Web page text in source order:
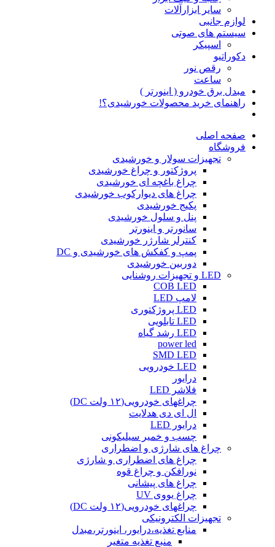
سایر ابزارآلات
لوازم جانبی
سیستم های صوتی
اسپیکر
دکوراتیو
رقص نور
ساعت
مبدل برق خودرو ( اینورتر )
راهنمای خرید محصولات خورشیدی؟!
صفحه اصلی
فروشگاه
تجهیزات سولار و خورشیدی
پروژکتور و چراغ خورشیدی
چراغ باغچه ای خورشیدی
چراغ های دیوارکوب خورشیدی
پکیج خورشیدی
پنل و سلول خورشیدی
سانورتر و اینورتر
کنترلر شارژر خورشیدی
پمپ و کفکش های خورشیدی و DC
دوربین خورشیدی
LED و تجهیزات روشنایی
COB LED
لامپ LED
LED پروژکتوری
LED تابلویی
LED رشد گیاه
power led
SMD LED
LED خودرویی
درایور
فلاشر LED
چراغهای خودرویی(۱۲ ولت DC)
ال ای دی هدلایت
درایور LED
چسب و خمیر سیلیکونی
چراغ های شارژی و اضطراری
چراغ های اضطراری و شارژی
نورافکن و چراغ قوه
چراغ های پیشانی
چراغ یووی UV
چراغهای خودرویی(۱۲ ولت DC)
تجهیزات الکترونیکی
منابع تغذیه،درایور، اینورتر،مبدل
منبع تغذیه متغیر